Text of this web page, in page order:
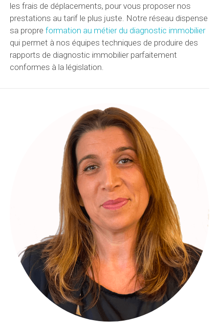
les frais de déplacements, pour vous proposer nos
prestations au tarif le plus juste. Notre réseau dispense
sa propre formation au métier du diagnostic immobilier
qui permet à nos équipes techniques de produire des
rapports de diagnostic immobilier parfaitement
conformes à la législation.